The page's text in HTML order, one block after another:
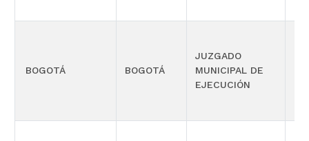
BOGOTÁ BOGOTÁ
JUZGADO
MUNICIPAL DE
EJECUCIÓN